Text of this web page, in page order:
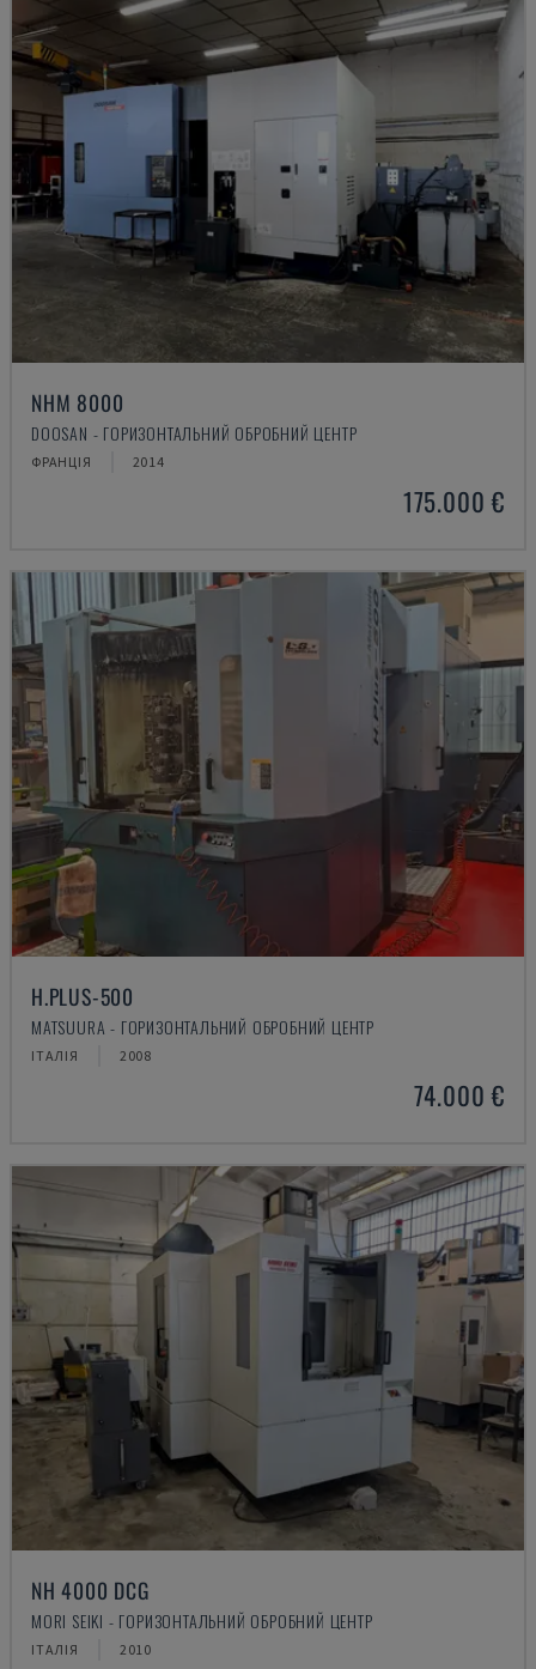
NHM 8000
DOOSAN - ГОРИЗОНТАЛЬНИЙ ОБРОБНИЙ ЦЕНТР
ФРАНЦІЯ 2014
175.000 €
H.PLUS-500
MATSUURA - ГОРИЗОНТАЛЬНИЙ ОБРОБНИЙ ЦЕНТР
ІТАЛІЯ 2008
74.000 €
NH 4000 DCG
MORI SEIKI - ГОРИЗОНТАЛЬНИЙ ОБРОБНИЙ ЦЕНТР
ІТАЛІЯ 2010